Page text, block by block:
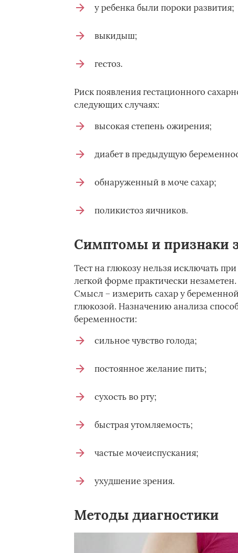
у ребенка были пороки развития;
выкидыш;
гестоз.
Риск появления гестационного
следующих случаях:
высокая степень ожирения;
диабет в предыдущую
обнаруженный в моче сахар;
поликистоз яичников.
Симптомы и признаки
Тест на глюкозу нельзя исключать
легкой форме практически
Смысл – измерить сахар у
глюкозой. Назначению анализа
беременности:
сильное чувство голода;
постоянное желание пить;
сухость во рту;
быстрая утомляемость;
частые мочеиспускания;
ухудшение зрения.
Методы диагностики